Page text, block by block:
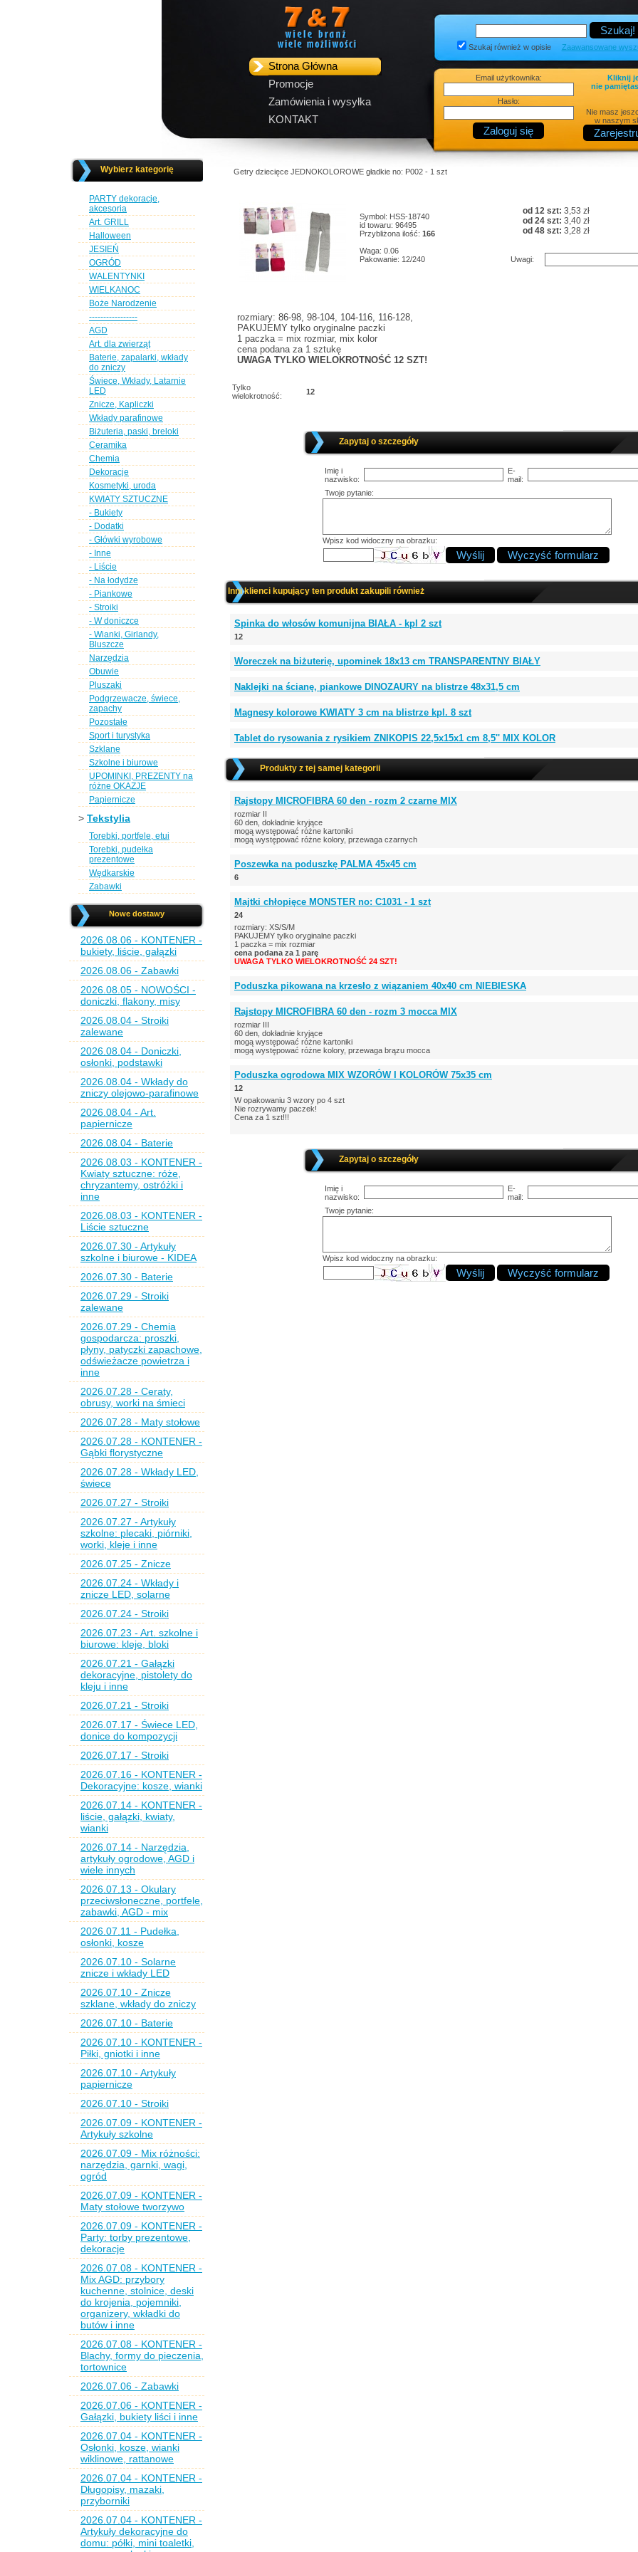
Strona Główna
Promocje
Zamówienia i wysyłka
KONTAKT
Szukaj również w opisie Zaawansowane
Email użytkownika:
Hasło:
Kliknij
nie
Nie masz
w naszym
Wybierz kategorię
PARTY dekoracje,
akcesoria
Art. GRILL
Halloween
JESIEŃ
OGRÓD
WALENTYNKI
WIELKANOC
Boże Narodzenie
-----------------
AGD
Art. dla zwierząt
Baterie, zapalarki, wkłady
do zniczy
Świece, Wkłady, Latarnie
LED
Znicze, Kapliczki
Wkłady parafinowe
Biżuteria, paski, breloki
Ceramika
Chemia
Dekoracje
Kosmetyki, uroda
KWIATY SZTUCZNE
- Bukiety
- Dodatki
- Główki wyrobowe
- Inne
- Liście
- Na łodydze
- Piankowe
- Stroiki
- W doniczce
- Wianki, Girlandy,
Bluszcze
Narzędzia
Obuwie
Pluszaki
Podgrzewacze, świece,
zapachy
Pozostałe
Sport i turystyka
Szklane
Szkolne i biurowe
UPOMINKI, PREZENTY na
różne OKAZJE
Papiernicze
> Tekstylia
Torebki, portfele, etui
Torebki, pudełka
prezentowe
Wędkarskie
Zabawki
Nowe dostawy
2026.08.06 - KONTENER -
bukiety, liście, gałązki
2026.08.06 - Zabawki
2026.08.05 - NOWOŚCI -
doniczki, flakony, misy
2026.08.04 - Stroiki
zalewane
2026.08.04 - Doniczki,
osłonki, podstawki
2026.08.04 - Wkłady do
zniczy olejowo-parafinowe
2026.08.04 - Art.
papiernicze
2026.08.04 - Baterie
2026.08.03 - KONTENER -
Kwiaty sztuczne: róże,
chryzantemy, ostróżki i
inne
2026.08.03 - KONTENER -
Liście sztuczne
2026.07.30 - Artykuły
szkolne i biurowe - KIDEA
2026.07.30 - Baterie
2026.07.29 - Stroiki
zalewane
2026.07.29 - Chemia
gospodarcza: proszki,
płyny, patyczki zapachowe,
odświeżacze powietrza i
inne
2026.07.28 - Ceraty,
obrusy, worki na śmieci
2026.07.28 - Maty stołowe
2026.07.28 - KONTENER -
Gąbki florystyczne
2026.07.28 - Wkłady LED,
świece
2026.07.27 - Stroiki
2026.07.27 - Artykuły
szkolne: plecaki, piórniki,
worki, kleje i inne
2026.07.25 - Znicze
2026.07.24 - Wkłady i
znicze LED, solarne
2026.07.24 - Stroiki
2026.07.23 - Art. szkolne i
biurowe: kleje, bloki
2026.07.21 - Gałązki
dekoracyjne, pistolety do
kleju i inne
2026.07.21 - Stroiki
2026.07.17 - Świece LED,
donice do kompozycji
2026.07.17 - Stroiki
2026.07.16 - KONTENER -
Dekoracyjne: kosze, wianki
2026.07.14 - KONTENER -
liście, gałązki, kwiaty,
wianki
2026.07.14 - Narzędzia,
artykuły ogrodowe, AGD i
wiele innych
2026.07.13 - Okulary
przeciwsłoneczne, portfele,
zabawki, AGD - mix
2026.07.11 - Pudełka,
osłonki, kosze
2026.07.10 - Solarne
znicze i wkłady LED
2026.07.10 - Znicze
szklane, wkłady do zniczy
2026.07.10 - Baterie
2026.07.10 - KONTENER -
Piłki, gniotki i inne
2026.07.10 - Artykuły
papiernicze
2026.07.10 - Stroiki
2026.07.09 - KONTENER -
Artykuły szkolne
2026.07.09 - Mix różności:
narzędzia, garnki, wagi,
ogród
2026.07.09 - KONTENER -
Maty stołowe tworzywo
2026.07.09 - KONTENER -
Party: torby prezentowe,
dekoracje
2026.07.08 - KONTENER -
Mix AGD: przybory
kuchenne, stolnice, deski
do krojenia, pojemniki,
organizery, wkładki do
butów i inne
2026.07.08 - KONTENER -
Blachy, formy do pieczenia,
tortownice
2026.07.06 - Zabawki
2026.07.06 - KONTENER -
Gałązki, bukiety liści i inne
2026.07.04 - KONTENER -
Osłonki, kosze, wianki
wiklinowe, rattanowe
2026.07.04 - KONTENER -
Długopisy, mazaki,
przyborniki
2026.07.04 - KONTENER -
Artykuły dekoracyjne do
domu: półki, mini toaletki,
Getry dziecięce JEDNOKOLOROWE gładkie no: P002 - 1 szt
Symbol: HSS-18740
id towaru: 96495
Przybliżona ilość: 166
Waga: 0.06
Pakowanie: 12/240
od 12 szt: 3,53 zł
od 24 szt: 3,40 zł
od 48 szt: 3,28 zł
Uwagi:
rozmiary: 86-98, 98-104, 104-116, 116-128,
PAKUJEMY tylko oryginalne paczki
1 paczka = mix rozmiar, mix kolor
cena podana za 1 sztukę
UWAGA TYLKO WIELOKROTNOŚĆ 12 SZT!
Tylko
wielokrotność:
12
Zapytaj o szczegóły
Imię i
nazwisko:
E-
mail:
Twoje pytanie:
Wpisz kod widoczny na obrazku:
Inni klienci kupujący ten produkt zakupili również
Spinka do włosów komunijna BIAŁA - kpl 2 szt
12
Woreczek na biżuterię, upominek 18x13 cm TRANSPARENTNY BIAŁY
Naklejki na ścianę, piankowe DINOZAURY na blistrze 48x31,5 cm
Magnesy kolorowe KWIATY 3 cm na blistrze kpl. 8 szt
Tablet do rysowania z rysikiem ZNIKOPIS 22,5x15x1 cm 8,5'' MIX KOLOR
Produkty z tej samej kategorii
Rajstopy MICROFIBRA 60 den - rozm 2 czarne MIX
rozmiar II
60 den, dokładnie kryjące
mogą występować różne kartoniki
mogą występować różne kolory, przewaga czarnych
Poszewka na poduszkę PALMA 45x45 cm
6
Majtki chłopięce MONSTER no: C1031 - 1 szt
24
rozmiary: XS/S/M
PAKUJEMY tylko oryginalne paczki
1 paczka = mix rozmiar
cena podana za 1 parę
UWAGA TYLKO WIELOKROTNOŚĆ 24 SZT!
Poduszka pikowana na krzesło z wiązaniem 40x40 cm NIEBIESKA
Rajstopy MICROFIBRA 60 den - rozm 3 mocca MIX
rozmiar III
60 den, dokładnie kryjące
mogą występować różne kartoniki
mogą występować różne kolory, przewaga brązu mocca
Poduszka ogrodowa MIX WZORÓW I KOLORÓW 75x35 cm
12
W opakowaniu 3 wzory po 4 szt
Nie rozrywamy paczek!
Cena za 1 szt!!!
Zapytaj o szczegóły
Imię i
nazwisko:
E-
mail:
Twoje pytanie:
Wpisz kod widoczny na obrazku: